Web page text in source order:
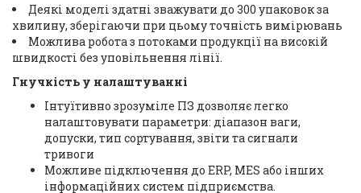
Деякі моделі здатні зважувати до 300 упаковок за
хвилину, зберігаючи при цьому точність вимірювань
Можлива робота з потоками продукції на високій
швидкості без уповільнення лінії.
Гнучкість у налаштуванні
Інтуїтивно зрозуміле ПЗ дозволяє легко
налаштовувати параметри: діапазон ваги,
допуски, тип сортування, звіти та сигнали
тривоги
Можливе підключення до ERP, MES або інших
інформаційних систем підприємства.